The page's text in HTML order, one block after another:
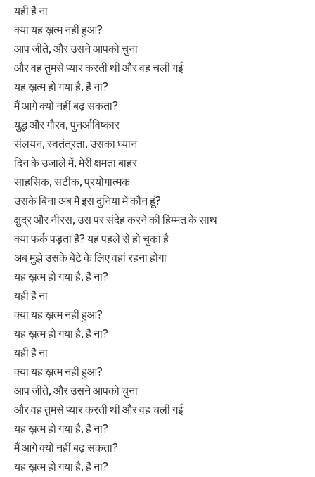
यही है ना
क्या यह ख़त्म नहीं हुआ?
आप जीते, और उसने आपको चुना
और वह तुमसे प्यार करती थी और वह चली गई
यह ख़त्म हो गया है, है ना?
मैं आगे क्यों नहीं बढ़ सकता?
युद्ध और गौरव, पुनर्आविष्कार
संलयन, स्वतंत्रता, उसका ध्यान
दिन के उजाले में, मेरी क्षमता बाहर
साहसिक, सटीक, प्रयोगात्मक
उसके बिना अब मैं इस दुनिया में कौन हूं?
क्षुद्र और नीरस, उस पर संदेह करने की हिम्मत के साथ
क्या फर्क पड़ता है? यह पहले से हो चुका है
अब मुझे उसके बेटे के लिए वहां रहना होगा
यह ख़त्म हो गया है, है ना?
यही है ना
क्या यह ख़त्म नहीं हुआ?
यह ख़त्म हो गया है, है ना?
यही है ना
क्या यह ख़त्म नहीं हुआ?
आप जीते, और उसने आपको चुना
और वह तुमसे प्यार करती थी और वह चली गई
यह ख़त्म हो गया है, है ना?
मैं आगे क्यों नहीं बढ़ सकता?
यह ख़त्म हो गया है, है ना?